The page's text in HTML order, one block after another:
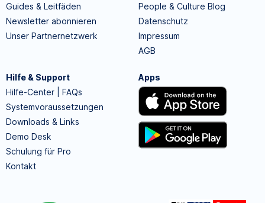
Guides & Leitfäden
Newsletter abonnieren
Unser Partnernetzwerk
People & Culture Blog
Datenschutz
Impressum
AGB
Hilfe & Support
Hilfe-Center | FAQs
Systemvoraussetzungen
Downloads & Links
Demo Desk
Schulung für Pro
Kontakt
Apps